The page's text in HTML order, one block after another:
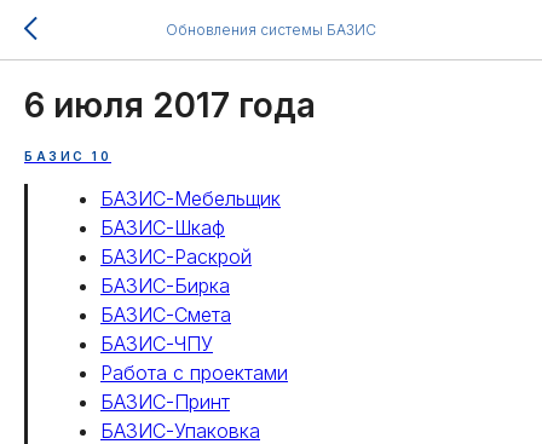
Обновления системы БАЗИС
6 июля 2017 года
БАЗИС 10
БАЗИС-Мебельщик
БАЗИС-Шкаф
БАЗИС-Раскрой
БАЗИС-Бирка
БАЗИС-Смета
БАЗИС-ЧПУ
Работа с проектами
БАЗИС-Принт
БАЗИС-Упаковка